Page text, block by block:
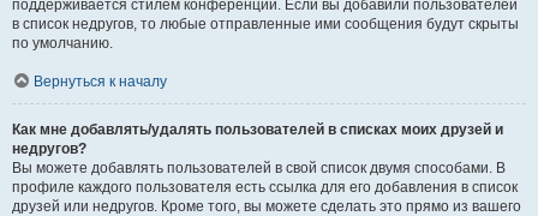
поддерживается стилем конференции. Если вы добавили пользователей
в список недругов, то любые отправленные ими сообщения будут скрыты
по умолчанию.
Вернуться к началу
Как мне добавлять/удалять пользователей в списках моих друзей и
недругов?
Вы можете добавлять пользователей в свой список двумя способами. В
профиле каждого пользователя есть ссылка для его добавления в список
друзей или недругов. Кроме того, вы можете сделать это прямо из вашего